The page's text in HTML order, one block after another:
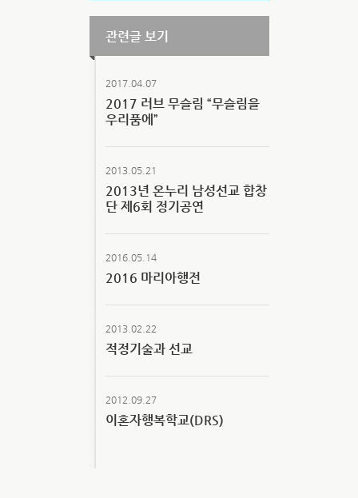
관련글 보기
2017.04.07
2017 러브 무슬림 “무슬림을
우리품에”
2013.05.21
2013년 온누리 남성선교 합창
단 제6회 정기공연
2016.05.14
2016 마리아행전
2013.02.22
적정기술과 선교
2012.09.27
이혼자행복학교(DRS)